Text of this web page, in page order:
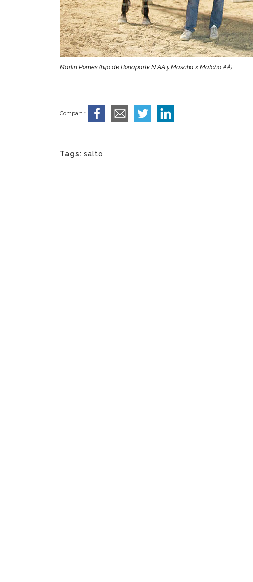
Marlin Pomés (hijo de Bonaparte N AÁ y Mascha x Matcho AÁ)
Compartir
Tags: salto